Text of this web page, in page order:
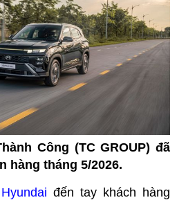
Công (TC GROUP) đã
hàng tháng 5/2026.
Hyundai đến tay khách hàng